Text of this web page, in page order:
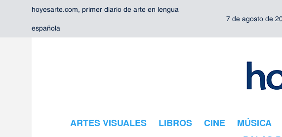
hoyesarte.com, primer diario de arte en lengua
española
7 de agosto de
ARTES VISUALES LIBROS CINE MÚSICA
Seleccionadas
obras finalistas
Bienal Española